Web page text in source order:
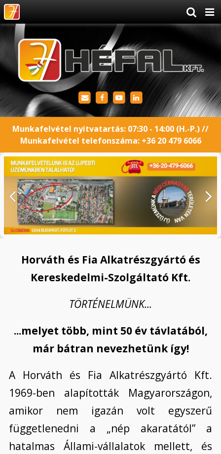
Munkafelvétel nyitvatartás: 07:30 - 14:00 (H.-P.) //
Munkafelvétel telefonszáma: +36 20 479 6066
Horváth és Fia Alkatrészgyártó és
Kereskedelmi-Szolgáltató Kft.
TÖRTÉNELMÜNK...
...melyet több, mint 50 év távlatából,
már bátran nevezhetünk így!
A Horváth és Fia Alkatrészgyártó Kft.
1969-ben alapították Magyarországon,
amikor nem igazán volt egyszerű
függetlenedni a „nép akaratától” a
hatalmas Állami-vállalatok mellett, és